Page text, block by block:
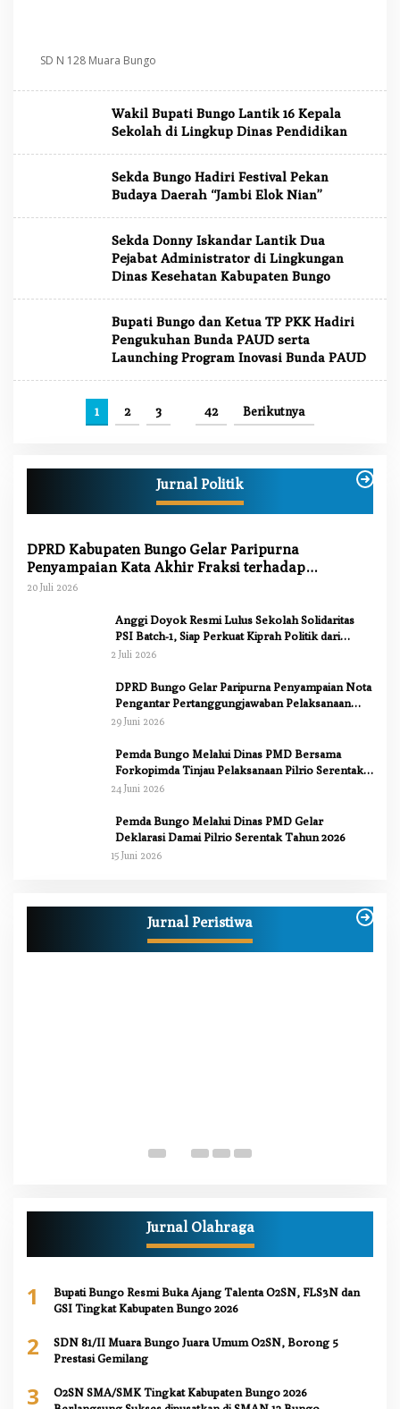
SD N 128 Muara Bungo
Wakil Bupati Bungo Lantik 16 Kepala
Sekolah di Lingkup Dinas Pendidikan
Sekda Bungo Hadiri Festival Pekan
Budaya Daerah “Jambi Elok Nian”
Sekda Donny Iskandar Lantik Dua
Pejabat Administrator di Lingkungan
Dinas Kesehatan Kabupaten Bungo
Bupati Bungo dan Ketua TP PKK Hadiri
Pengukuhan Bunda PAUD serta
Launching Program Inovasi Bunda PAUD
1 2 3 42 Berikutnya
Jurnal Politik
DPRD Kabupaten Bungo Gelar Paripurna
Penyampaian Kata Akhir Fraksi terhadap
Ranperda Pertanggungjawaban APBD 2025
20 Juli 2026
Anggi Doyok Resmi Lulus Sekolah Solidaritas
PSI Batch-1, Siap Perkuat Kiprah Politik dari
Daerah
2 Juli 2026
DPRD Bungo Gelar Paripurna Penyampaian Nota
Pengantar Pertanggungjawaban Pelaksanaan
APBD 2025
29 Juni 2026
Pemda Bungo Melalui Dinas PMD Bersama
Forkopimda Tinjau Pelaksanaan Pilrio Serentak
2026
24 Juni 2026
Pemda Bungo Melalui Dinas PMD Gelar
Deklarasi Damai Pilrio Serentak Tahun 2026
15 Juni 2026
Jurnal Peristiwa
PSI Batch-1, Siap Perkuat Kiprah Politik dari
Di Berita, Bungo, Daerah, Nasional, Peristiwa, Politik
Jurnal Olahraga
1
Bupati Bungo Resmi Buka Ajang Talenta O2SN, FLS3N dan
GSI Tingkat Kabupaten Bungo 2026
2
SDN 81/II Muara Bungo Juara Umum O2SN, Borong 5
Prestasi Gemilang
3
O2SN SMA/SMK Tingkat Kabupaten Bungo 2026